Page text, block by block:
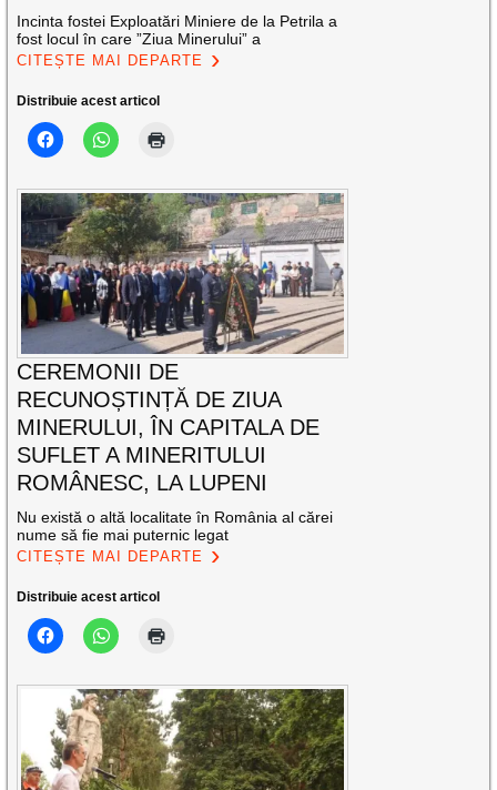
Incinta fostei Exploatări Miniere de la Petrila a
fost locul în care ”Ziua Minerului” a
CITEȘTE MAI DEPARTE
Distribuie acest articol
CEREMONII DE
RECUNOȘTINȚĂ DE ZIUA
MINERULUI, ÎN CAPITALA DE
SUFLET A MINERITULUI
ROMÂNESC, LA LUPENI
Nu există o altă localitate în România al cărei
nume să fie mai puternic legat
CITEȘTE MAI DEPARTE
Distribuie acest articol